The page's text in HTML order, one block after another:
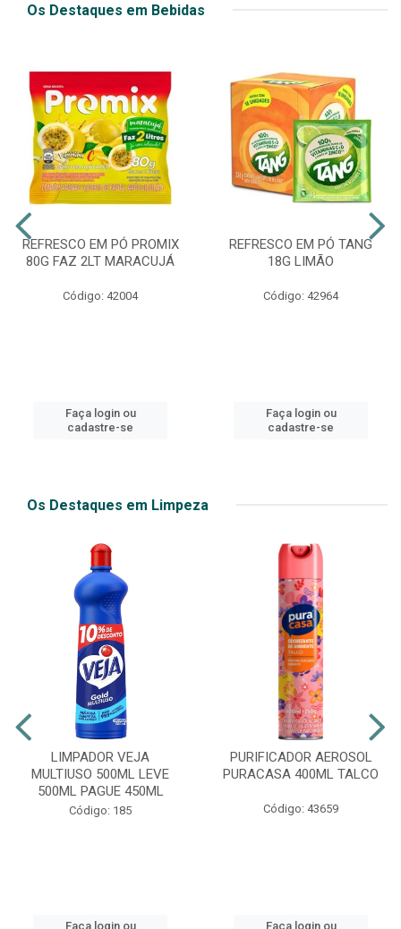
Os Destaques em Bebidas
REFRESCO EM PÓ PROMIX
80G FAZ 2LT MARACUJÁ
Código: 42004
Faça login ou
cadastre-se
REFRESCO EM PÓ TANG
18G LIMÃO
Código: 42964
Faça login ou
cadastre-se
Os Destaques em Limpeza
LIMPADOR VEJA
MULTIUSO 500ML LEVE
500ML PAGUE 450ML
Código: 185
Faça login ou
PURIFICADOR AEROSOL
PURACASA 400ML TALCO
Código: 43659
Faça login ou